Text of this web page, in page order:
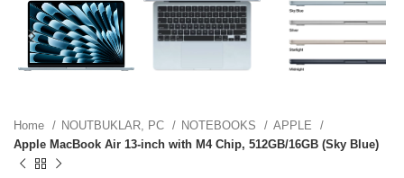
Home NOUTBUKLAR, PC NOTEBOOKS
APPLE
Apple MacBook Air 13-inch with M4 Chip, 512GB/16GB (Sky Blue)